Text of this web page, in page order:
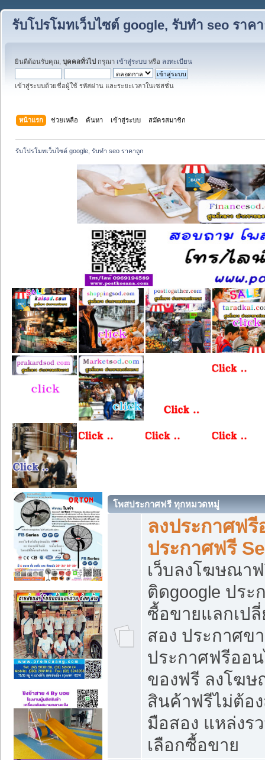
รับโปรโมทเว็บไซต์ google, รับทำ seo ราค
ยินดีต้อนรับคุณ, บุคคลทั่วไป กรุณา เข้าสู่ระบบ หรือ ลงทะเบียน
เข้าสู่ระบบด้วยชื่อผู้ใช้ รหัสผ่าน และระยะเวลาในเซสชั่น
หน้าแรก ช่วยเหลือ ค้นหา เข้าสู่ระบบ สมัครสมาชิก
รับโปรโมทเว็บไซต์ google, รับทำ seo ราคาถูก
โพสประกาศฟรี ทุกหมวดหมู่
ลงประกาศฟ
ประกาศฟรี
เว็บลงโฆษณา
ติดgoogle ปร
ซื้อขายแลกเป
สอง ประกาศข
ประกาศฟรีออ
ของฟรี ลงโฆ
สินค้าฟรีไม่ต้อ
มือสอง แหล่งร
เลือกซื้อขาย